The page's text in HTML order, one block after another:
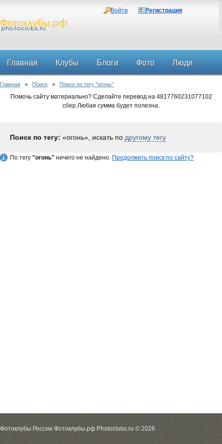
Войти Регистрация
Главная Клубы Блоги Фото Люди
Форум
Главная » Поиск » Поиск по тегу "огонь"
Помочь сайту материально? Сделайте перевод на 4817760231077102
сбер.Любая сумма будет полезна.
Поиск по тегу: «огонь», искать по другому тегу
По тегу "огонь" ничего не найдено. Продолжить поиск по сайту?
Фотоклубы России Фотоклубы.рф Photoclubs.ru © 2026